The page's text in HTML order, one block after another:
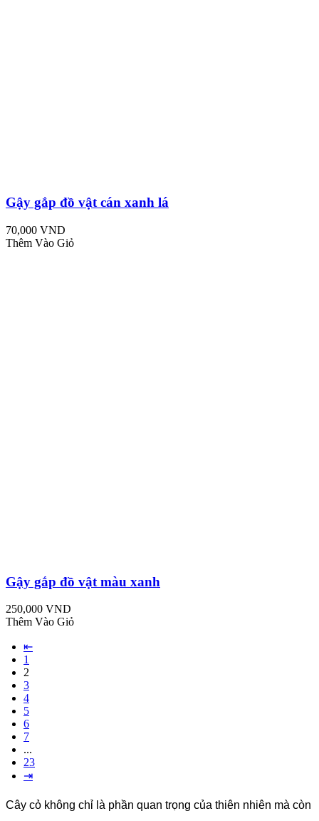
Gậy gắp đồ vật cán xanh lá
70,000 VND
Thêm Vào Giỏ
Gậy gắp đồ vật màu xanh
250,000 VND
Thêm Vào Giỏ
⇤
1
2
3
4
5
6
7
...
23
⇥
Cây cỏ không chỉ là phần quan trọng của thiên nhiên mà còn